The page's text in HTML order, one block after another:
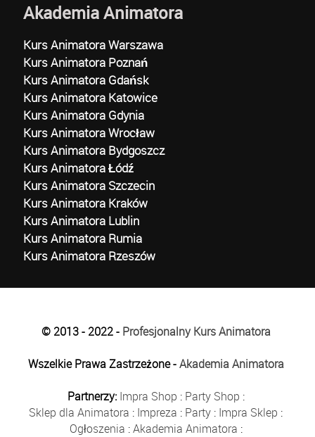
Akademia Animatora
Kurs Animatora Warszawa
Kurs Animatora Poznań
Kurs Animatora Gdańsk
Kurs Animatora Katowice
Kurs Animatora Gdynia
Kurs Animatora Wrocław
Kurs Animatora Bydgoszcz
Kurs Animatora Łódź
Kurs Animatora Szczecin
Kurs Animatora Kraków
Kurs Animatora Lublin
Kurs Animatora Rumia
Kurs Animatora Rzeszów
© 2013 - 2022 - Profesjonalny Kurs Animatora
Wszelkie Prawa Zastrzeżone -Akademia Animatora
Partnerzy: Impra Shop : Party Shop :
Sklep dla Animatora : Impreza : Party : Impra Sklep :
Ogłoszenia :Akademia Animatora :